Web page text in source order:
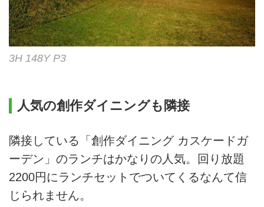
3H 148Y P3
人気の創作ダイニングも隣接
隣接している「創作ダイニング カスケードガ
ーデン」のランチはかなりの人気。回り放題
2200円にランチセットでついてくるなんて信
じられません。